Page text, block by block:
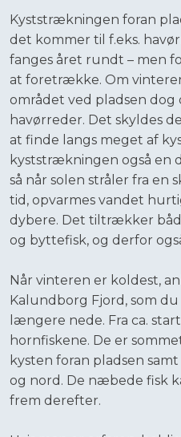
Kyststrækningen foran
det kommer til f.eks.
fanges året rundt – men
at foretrække. Om
området ved pladsen
havørreder. Det skyldes
at finde langs meget af
kyststrækningen også en
så når solen stråler fra en
tid, opvarmes vandet
dybere. Det tiltrækker
og byttefisk, og derfor
Når vinteren er koldest,
Kalundborg Fjord, som
længere nede. Fra ca.
hornfiskene. De er
kysten foran pladsen
og nord. De næbede fisk
frem derefter.